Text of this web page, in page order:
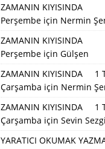
ZAMANIN KIYISINDA
Perşembeiçin Nermin
ZAMANIN KIYISINDA
Perşembeiçin Gülşen
ZAMANIN KIYISINDA 1
Çarşamba için Nermin
ZAMANIN KIYISINDA 1
Çarşamba için Sevin
YARATICI OKUMAK